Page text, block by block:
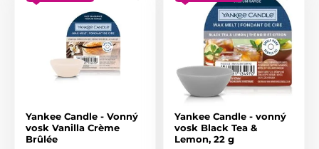
Yankee Candle - Vonný
vosk Vanilla Crème
Brûlée
Yankee Candle - vonný
vosk Black Tea &
Lemon, 22 g